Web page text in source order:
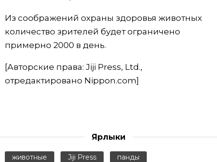
Из соображений охраны здоровья животных
количество зрителей будет ограничено
примерно 2000 в день.
[Авторские права: Jiji Press, Ltd.,
отредактировано Nippon.com]
Ярлыки
животные Jiji Press панды